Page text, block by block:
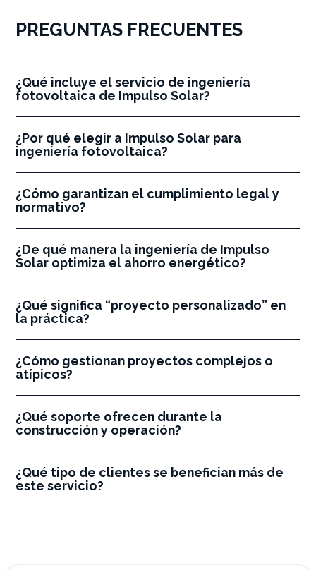
PREGUNTAS FRECUENTES
¿Qué incluye el servicio de ingeniería
fotovoltaica de Impulso Solar?
¿Por qué elegir a Impulso Solar para
ingeniería fotovoltaica?
¿Cómo garantizan el cumplimiento legal y
normativo?
¿De qué manera la ingeniería de Impulso
Solar optimiza el ahorro energético?
¿Qué significa “proyecto personalizado” en
la práctica?
¿Cómo gestionan proyectos complejos o
atípicos?
¿Qué soporte ofrecen durante la
construcción y operación?
¿Qué tipo de clientes se benefician más de
este servicio?